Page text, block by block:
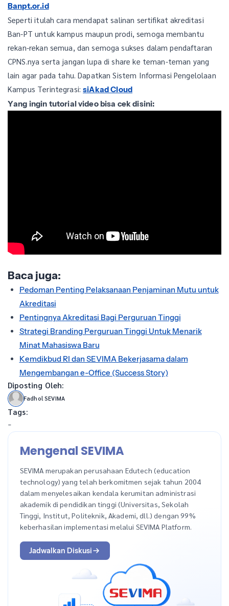
Banpt.or.id
Seperti itulah cara mendapat salinan sertifikat akreditasi
Ban-PT untuk kampus maupun prodi, semoga membantu
rekan-rekan semua, dan semoga sukses dalam pendaftaran
CPNS.nya serta jangan lupa di share ke teman-teman yang
lain agar pada tahu. Dapatkan Sistem Informasi Pengelolaan
Kampus Terintegrasi:siAkad Cloud
Yang ingin tutorial video bisa cek disini:
Baca juga:
Pedoman Penting Pelaksanaan Penjaminan Mutu untuk
Akreditasi
Pentingnya Akreditasi Bagi Perguruan Tinggi
Strategi Branding Perguruan Tinggi Untuk Menarik
Minat Mahasiswa Baru
Kemdikbud RI dan SEVIMA Bekerjasama dalam
Mengembangan e-Office (Success Story)
Diposting Oleh:
Fadhol SEVIMA
Tags:
-
Mengenal SEVIMA
SEVIMA merupakan perusahaan Edutech (education
technology) yang telah berkomitmen sejak tahun 2004
dalam menyelesaikan kendala kerumitan administrasi
akademik di pendidikan tinggi (Universitas, Sekolah
Tinggi, Institut, Politeknik, Akademi, dll.) dengan 99%
keberhasilan implementasi melalui SEVIMA Platform.
Jadwalkan Diskusi